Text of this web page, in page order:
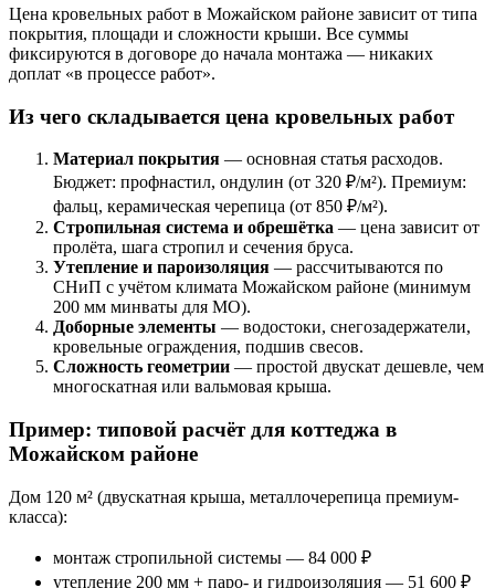
Цена кровельных работ в Можайском районе зависит от типа
покрытия, площади и сложности крыши. Все суммы
фиксируются в договоре до начала монтажа — никаких
доплат «в процессе работ».
Из чего складывается цена кровельных работ
Материал покрытия — основная статья расходов.
Бюджет: профнастил, ондулин (от 320 ₽/м²). Премиум:
фальц, керамическая черепица (от 850 ₽/м²).
Стропильная система и обрешётка — цена зависит от
пролёта, шага стропил и сечения бруса.
Утепление и пароизоляция — рассчитываются по
СНиП с учётом климата Можайском районе (минимум
200 мм минваты для МО).
Доборные элементы — водостоки, снегозадержатели,
кровельные ограждения, подшив свесов.
Сложность геометрии — простой двускат дешевле, чем
многоскатная или вальмовая крыша.
Пример: типовой расчёт для коттеджа в
Можайском районе
Дом 120 м² (двускатная крыша, металлочерепица премиум-
класса):
монтаж стропильной системы — 84 000 ₽
утепление 200 мм + паро- и гидроизоляция — 51 600 ₽